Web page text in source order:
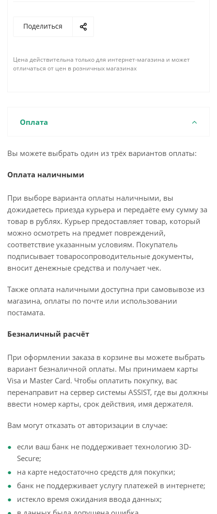
Поделиться
Цена действительна только для интернет-магазина и может
отличаться от цен в розничных магазинах
Оплата
Вы можете выбрать один из трёх вариантов оплаты:
Оплата наличными
При выборе варианта оплаты наличными, вы
дожидаетесь приезда курьера и передаёте ему сумму за
товар в рублях. Курьер предоставляет товар, который
можно осмотреть на предмет повреждений,
соответствие указанным условиям. Покупатель
подписывает товаросопроводительные документы,
вносит денежные средства и получает чек.
Также оплата наличными доступна при самовывозе из
магазина, оплаты по почте или использовании
постамата.
Безналичный расчёт
При оформлении заказа в корзине вы можете выбрать
вариант безналичной оплаты. Мы принимаем карты
Visa и Master Card. Чтобы оплатить покупку, вас
перенаправит на сервер системы ASSIST, где вы должны
ввести номер карты, срок действия, имя держателя.
Вам могут отказать от авторизации в случае:
если ваш банк не поддерживает технологию 3D-
Secure;
на карте недостаточно средств для покупки;
банк не поддерживает услугу платежей в интернете;
истекло время ожидания ввода данных;